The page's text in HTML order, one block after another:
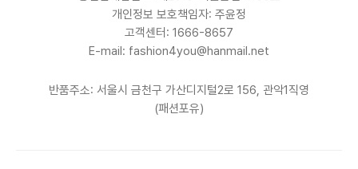
개인정보 보호책임자: 주윤정
고객센터: 1666-8657
E-mail: fashion4you@hanmail.net
반품주소: 서울시 금천구 가산디지털2로 156, 관악1직영
(패션포유)